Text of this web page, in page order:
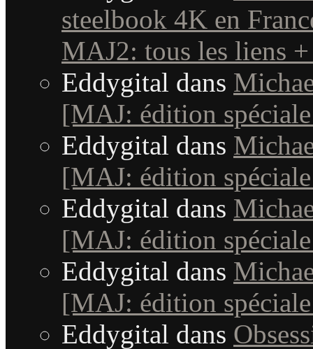
steelbook 4K en
MAJ2: tous les liens +
Eddygital dans
[MAJ: édition
Eddygital dans
[MAJ: édition
Eddygital dans
[MAJ: édition
Eddygital dans
[MAJ: édition
Eddygital dans